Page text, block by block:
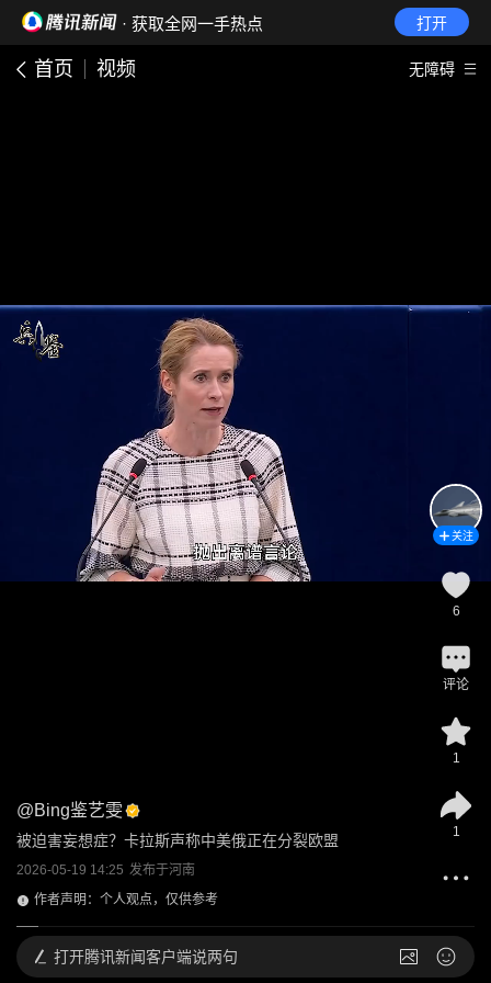
· 获取全网一手热点 打开
首页 视频 无障碍
@Bing鉴艺雯
被迫害妄想症？卡拉斯声称中美俄正在分裂欧盟
2026-05-19 14:25 发布于河南
作者声明：个人观点，仅供参考
关注
6
评论
1
1
打开腾讯新闻客户端说两句